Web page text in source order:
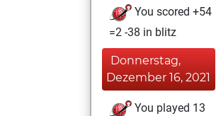
You scored +54
=2 -38 in blitz
Donnerstag,
Dezember 16, 2021
You played 13